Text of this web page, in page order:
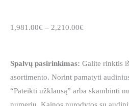
1,981.00€ – 2,210.00€
through
2,210.00€
Spalvų pasirinkimas: Galite rinktis
asortimento. Norint pamatyti
“Pateikti užklausą” arba skambinti